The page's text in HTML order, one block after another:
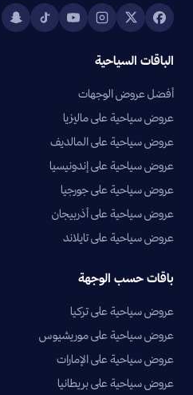
الباقات السياحية
أفضل عروض الوجهات
عروض سياحية على ماليزيا
عروض سياحية على المالديف
عروض سياحية على إندونيسيا
عروض سياحية على جورجيا
عروض سياحية على أذربيجان
عروض سياحية على تايلاند
باقات حسب الوجهة
عروض سياحية على تركيا
عروض سياحية على موريشيوس
عروض سياحية على الإمارات
عروض سياحية على بريطانيا